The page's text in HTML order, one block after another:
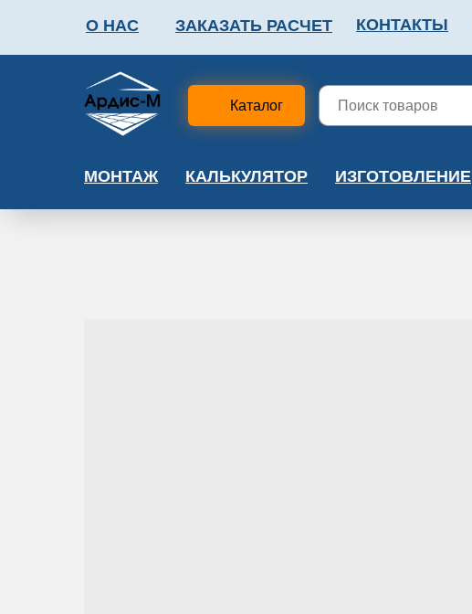
О НАС ЗАКАЗАТЬ РАСЧЕТ КОНТАКТЫ
ФАЛЬШПОЛ
Каталог
МОНТАЖ КАЛЬКУЛЯТОР ИЗГОТОВЛЕНИЕ